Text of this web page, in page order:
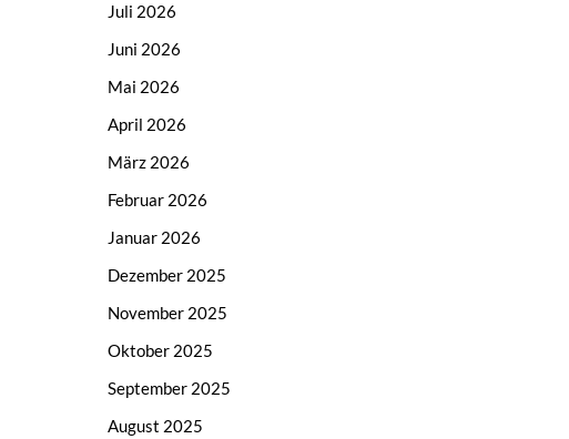
Juli 2026
Juni 2026
Mai 2026
April 2026
März 2026
Februar 2026
Januar 2026
Dezember 2025
November 2025
Oktober 2025
September 2025
August 2025